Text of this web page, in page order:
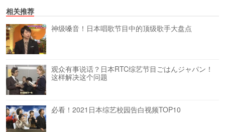
相关推荐
神级嗓音！日本唱歌节目中的顶级歌手大盘点
观众有事说话？日本RTC综艺节目ごはんジャパン！
这样解决这个问题
必看！2021日本综艺校园告白视频TOP10